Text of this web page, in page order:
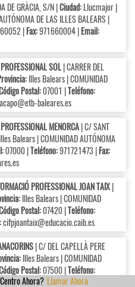
Ahora? Llamar Ahora
DE GRÀCIA, S/N |Ciudad:Llucmajor |
DE LAS ILLES BALEARS |
|Fax:971660004 |Email:
SOL| CARRER DEL
Illes Balears | COMUNIDAD
Postal:07001 |Teléfono:
acapo@etb-baleares.es
MENORCA| C/ SANT
Illes Balears | COMUNIDAD AUTÓNOMA
07000 |Teléfono:971721473 |Fax:
PROFESSIONAL JOAN TAIX|
Illes Balears | COMUNIDAD
Postal:07420 |Teléfono:
cifpjoantaix@educacio.caib.es
| C/ DEL CAPELLÀ PERE
Illes Balears | COMUNIDAD
Postal:07500 |Teléfono: